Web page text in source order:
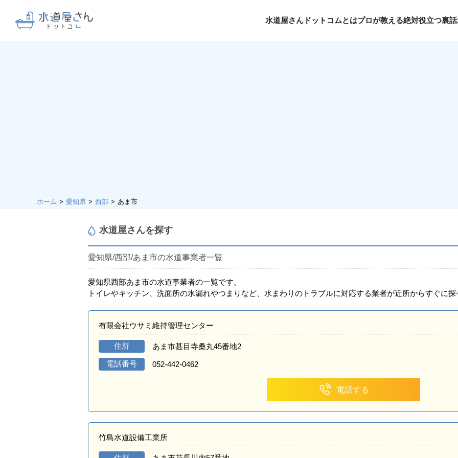
水道屋さんドットコムとはプロが教える絶対役立つ裏話
ホーム 愛知県 西部 あま市
水道屋さんを探す
愛知県/西部/あま市の水道事業者一覧
愛知県西部あま市の水道事業者の一覧です。
トイレやキッチン、洗面所の水漏れやつまりなど、水まわりのトラブルに対応する業者が近所からすぐに
有限会社ウサミ維持管理センター
住所 あま市甚目寺桑丸45番地2
電話番号 052-442-0462
電話する
竹島水道設備工業所